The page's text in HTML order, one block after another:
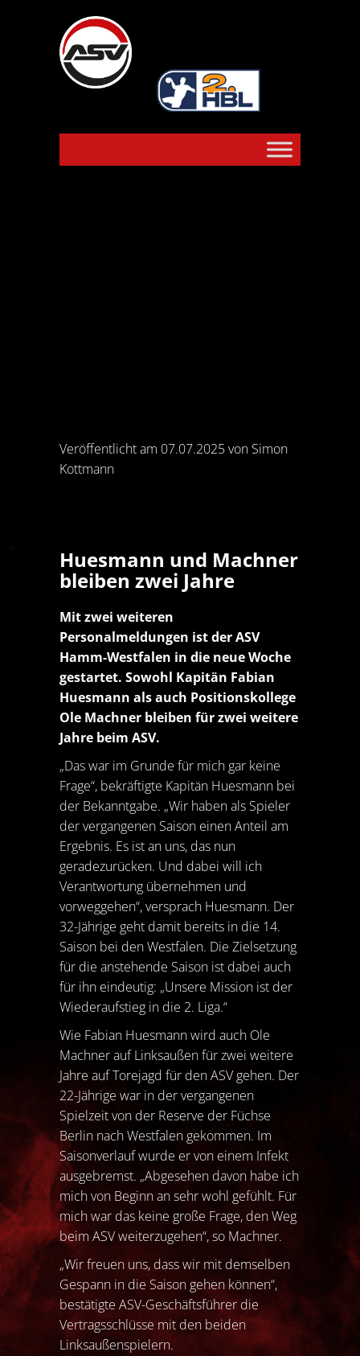
Veröffentlicht am 07.07.2025 von Simon
Kottmann
Huesmann und Machner
bleiben zwei Jahre
Mit zwei weiteren
Personalmeldungen ist der ASV
Hamm-Westfalen in die neue Woche
gestartet. Sowohl Kapitän Fabian
Huesmann als auch Positionskollege
Ole Machner bleiben für zwei weitere
Jahre beim ASV.
„Das war im Grunde für mich gar keine
Frage“, bekräftigte Kapitän Huesmann bei
der Bekanntgabe. „Wir haben als Spieler
der vergangenen Saison einen Anteil am
Ergebnis. Es ist an uns, das nun
geradezurücken. Und dabei will ich
Verantwortung übernehmen und
vorweggehen“, versprach Huesmann. Der
32-Jährige geht damit bereits in die 14.
Saison bei den Westfalen. Die Zielsetzung
für die anstehende Saison ist dabei auch
für ihn eindeutig: „Unsere Mission ist der
Wiederaufstieg in die 2. Liga.“
Wie Fabian Huesmann wird auch Ole
Machner auf Linksaußen für zwei weitere
Jahre auf Torejagd für den ASV gehen. Der
22-Jährige war in der vergangenen
Spielzeit von der Reserve der Füchse
Berlin nach Westfalen gekommen. Im
Saisonverlauf wurde er von einem Infekt
ausgebremst. „Abgesehen davon habe ich
mich von Beginn an sehr wohl gefühlt. Für
mich war das keine große Frage, den Weg
beim ASV weiterzugehen“, so Machner.
„Wir freuen uns, dass wir mit demselben
Gespann in die Saison gehen können“,
bestätigte ASV-Geschäftsführer die
Vertragsschlüsse mit den beiden
Linksaußenspielern.